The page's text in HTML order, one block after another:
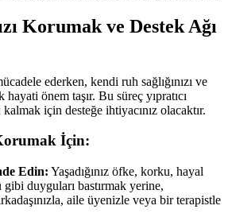
Korumak ve Destek Ağı
ederken, kendi ruh sağlığınızı ve
hayati önem taşır. Bu süreç yıpratıcı
için desteğe ihtiyacınız olacaktır.
İçin:
Edin: Yaşadığınız öfke, korku, hayal
gibi duyguları bastırmak yerine,
aile üyenizle veya bir terapistle